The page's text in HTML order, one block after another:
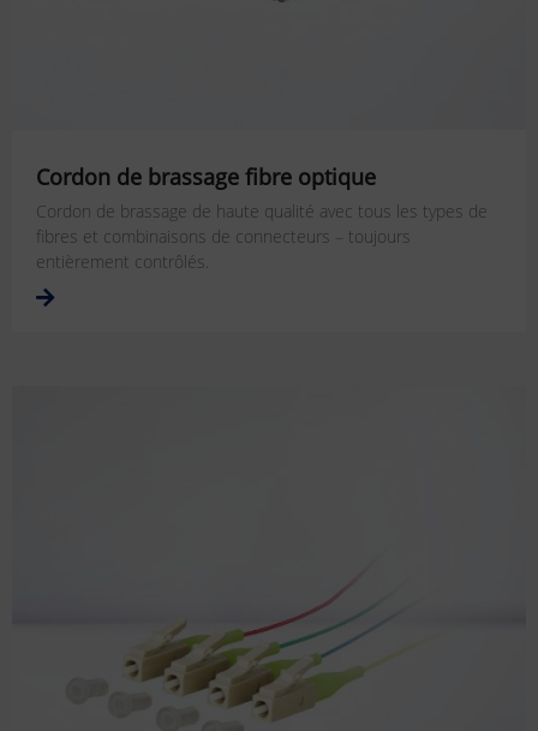
Cordon de brassage fibre optique
Cordon de brassage de haute qualité avec tous les types de
fibres et combinaisons de connecteurs – toujours
entièrement contrôlés.